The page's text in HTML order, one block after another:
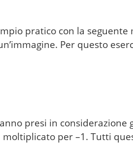
pratico con la seguente
Per questo
presi in considerazione
moltiplicato per –1. Tutti